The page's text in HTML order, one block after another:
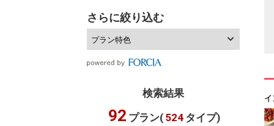
さらに絞り込む
プラン特色
検索結果
92 プラン( 524 タイプ)